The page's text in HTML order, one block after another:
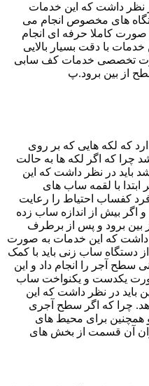
نظر داشت که این خدمات
های مخصوص انجام می
صورت کاملا حرفه ای انجام
با دقت بسیار بالایی
صورت تخصصی خدمات کف سابی
از بین برود.پ
که لکه هایی که بر روی
چرا که اگر لکه ها به حالت
باید در نظر داشت که این
با لقمه ساب های
کفساب احتیاط را رعایت
اگر بیش از اندازه ساب زده
برود و پس از برطرف
داشت که این خدمات به صورت
دستگاه ساب زنی باید با کمک
آجر را انجام داد و این
یکدست و یکنواخت ساب
باید در نظر داشت که این
چرا که اگر سطح آجری
همچنین برای محیط های
آن قسمت از بخش های